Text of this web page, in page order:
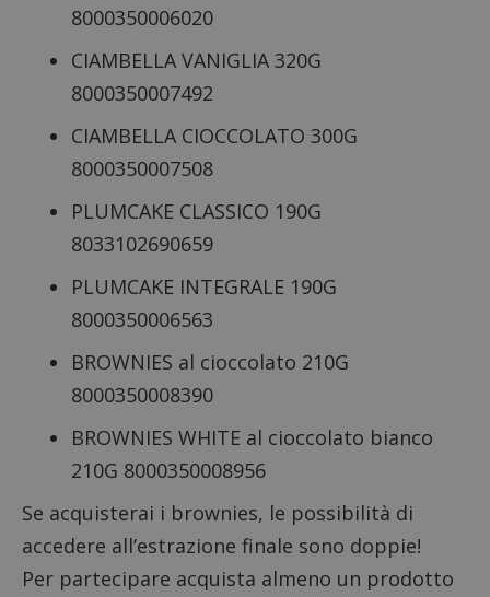
8000350006020
CIAMBELLA VANIGLIA 320G
8000350007492
CIAMBELLA CIOCCOLATO 300G
8000350007508
PLUMCAKE CLASSICO 190G
8033102690659
PLUMCAKE INTEGRALE 190G
8000350006563
BROWNIES al cioccolato 210G
8000350008390
BROWNIES WHITE al cioccolato bianco
210G 8000350008956
Se acquisterai i brownies, le possibilità di
accedere all’estrazione finale sono doppie!
Per partecipare acquista almeno un prodotto